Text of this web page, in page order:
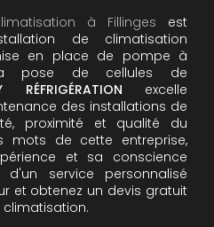
à Fillinges est
de climatisation
en place de pompe à
pose de cellules de
RÉFRIGÉRATION excelle
des installations de
proximité et qualité du
mots de cette entreprise,
et sa conscience
d'un service personnalisé
et obtenez un devis gratuit